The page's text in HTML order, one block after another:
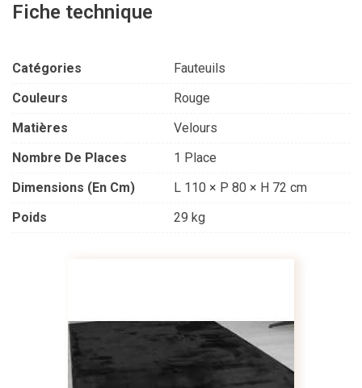
Fiche technique
Catégories
Fauteuils
Couleurs
Rouge
Matières
Velours
Nombre De Places
1 Place
Dimensions (en Cm)
L 110 × P 80 × H 72 cm
Poids
29 kg